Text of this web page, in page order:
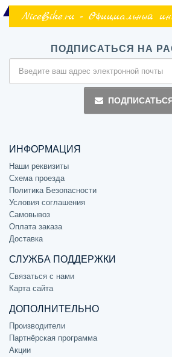
NiceBike.ru - Официальный
ПОДПИСАТЬСЯ НА
ИНФОРМАЦИЯ
Наши реквизиты
Схема проезда
Политика Безопасности
Условия соглашения
Самовывоз
Оплата заказа
Доставка
СЛУЖБА ПОДДЕРЖКИ
Связаться с нами
Карта сайта
ДОПОЛНИТЕЛЬНО
Производители
Партнёрская программа
Акции